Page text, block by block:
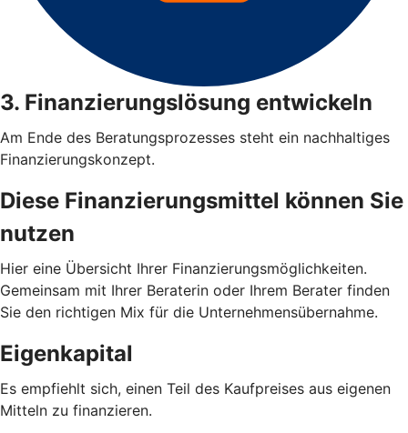
3. Finanzierungslösung entwickeln
Am Ende des Beratungsprozesses steht ein nachhaltiges
Finanzierungskonzept.
Diese Finanzierungsmittel können Sie
nutzen
Hier eine Übersicht Ihrer Finanzierungsmöglichkeiten.
Gemeinsam mit Ihrer Beraterin oder Ihrem Berater finden
Sie den richtigen Mix für die Unternehmensübernahme.
Eigenkapital
Es empfiehlt sich, einen Teil des Kaufpreises aus eigenen
Mitteln zu finanzieren.